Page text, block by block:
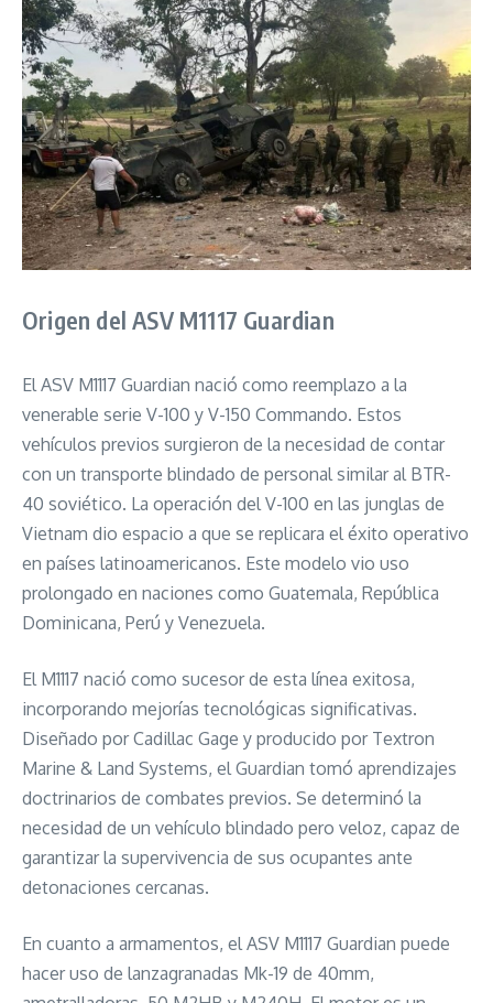
Origen del ASV M1117 Guardian
El ASV M1117 Guardian nació como reemplazo a la
venerable serie V-100 y V-150 Commando. Estos
vehículos previos surgieron de la necesidad de contar
con un transporte blindado de personal similar al BTR-
40 soviético. La operación del V-100 en las junglas de
Vietnam dio espacio a que se replicara el éxito operativo
en países latinoamericanos. Este modelo vio uso
prolongado en naciones como Guatemala, República
Dominicana, Perú y Venezuela.
El M1117 nació como sucesor de esta línea exitosa,
incorporando mejorías tecnológicas significativas.
Diseñado por Cadillac Gage y producido por Textron
Marine & Land Systems, el Guardian tomó aprendizajes
doctrinarios de combates previos. Se determinó la
necesidad de un vehículo blindado pero veloz, capaz de
garantizar la supervivencia de sus ocupantes ante
detonaciones cercanas.
En cuanto a armamentos, el ASV M1117 Guardian puede
hacer uso de lanzagranadas Mk-19 de 40mm,